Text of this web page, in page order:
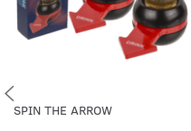
SPIN THE ARROW